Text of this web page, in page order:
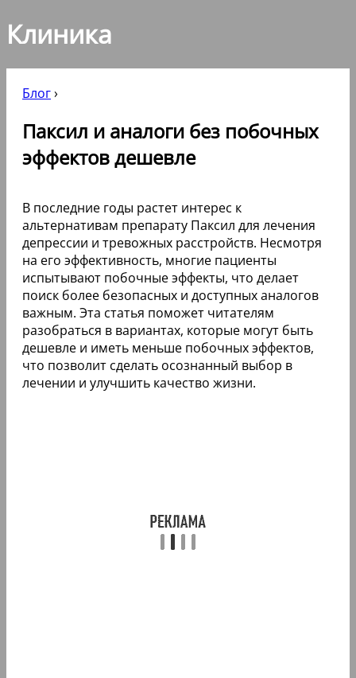
Клиника
Блог›
Паксил и аналоги без побочных
эффектов дешевле
В последние годы растет интерес к
альтернативам препарату Паксил для лечения
депрессии и тревожных расстройств. Несмотря
на его эффективность, многие пациенты
испытывают побочные эффекты, что делает
поиск более безопасных и доступных аналогов
важным. Эта статья поможет читателям
разобраться в вариантах, которые могут быть
дешевле и иметь меньше побочных эффектов,
что позволит сделать осознанный выбор в
лечении и улучшить качество жизни.